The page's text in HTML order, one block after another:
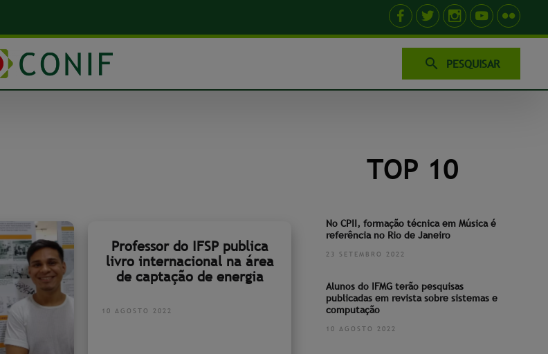
PESQUISAR
Professor do IFSP publica
livro internacional na área
de captação de energia
10 AGOSTO 2022
TOP 10
No CPII, formação técnica em Música é
referência no Rio de Janeiro
23 SETEMBRO 2022
Alunos do IFMG terão pesquisas
publicadas em revista sobre sistemas e
computação
10 AGOSTO 2022